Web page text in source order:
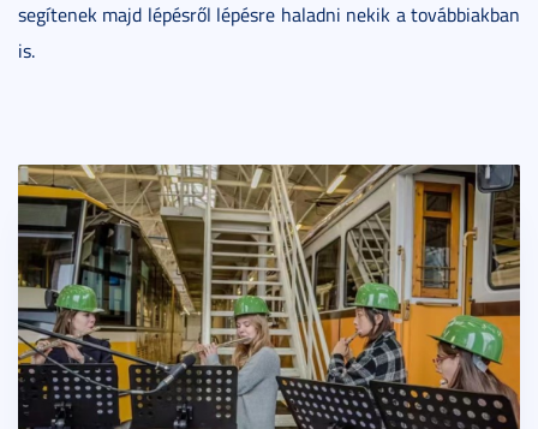
segítenek majd lépésről lépésre haladni nekik a továbbiakban
is.